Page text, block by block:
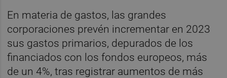
En materia de gastos, las grandes
corporaciones prevén incrementar en 2023
sus gastos primarios, depurados de los
financiados con los fondos europeos, más
de un 4%, tras registrar aumentos de más